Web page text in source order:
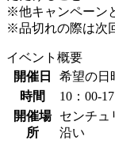
※他キャンペーン
※品切れの際は次
イベント概要
開催日
希望の日
時間
10：00-
開催場
所
センチ
沿い